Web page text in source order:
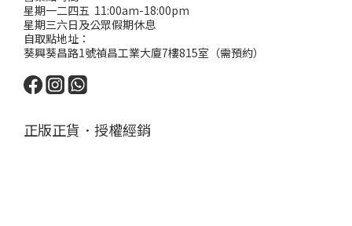
星期一二四五 11:00am-18:00pm
星期三六日及公眾假期休息
自取點地址：
葵興葵昌路1號禎昌工業大廈7樓815室（需預約）
正版正貨．授權經銷